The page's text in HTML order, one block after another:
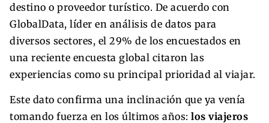
destino o proveedor turístico. De acuerdo con
GlobalData, líder en análisis de datos para
diversos sectores, el 29% de los encuestados en
una reciente encuesta global citaron las
experiencias como su principal prioridad al viajar.
Este dato confirma una inclinación que ya venía
tomando fuerza en los últimos años: los viajeros